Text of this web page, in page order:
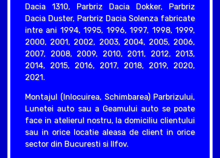
Dacia 1310, Parbriz Dacia Dokker, Parbriz
Dacia Duster, Parbriz Dacia Solenza fabricate
intre ani 1994, 1995, 1996, 1997, 1998, 1999,
2000, 2001, 2002, 2003, 2004, 2005, 2006,
2007, 2008, 2009, 2010, 2011, 2012, 2013,
2014, 2015, 2016, 2017, 2018, 2019, 2020,
2021.
Montajul (Inlocuirea, Schimbarea) Parbrizului,
Lunetei auto sau a Geamului auto se poate
face in atelierul nostru, la domiciliu clientului
sau in orice locatie aleasa de client in orice
sector din Bucuresti si Ilfov.